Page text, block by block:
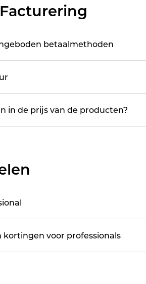
betaalmethoden
in de prijs van de producten?
kortingen voor professionals